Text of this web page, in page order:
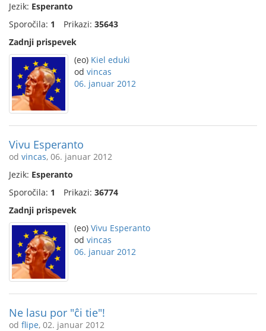
Jezik: Esperanto
Sporočila: 1 Prikazi: 35643
Zadnji prispevek
(eo) Kiel eduki
od vincas
06. januar 2012
Vivu Esperanto
od vincas, 06. januar 2012
Jezik: Esperanto
Sporočila: 1 Prikazi: 36774
Zadnji prispevek
(eo) Vivu Esperanto
od vincas
06. januar 2012
Ne lasu por "ĉi tie"!
od flipe, 02. januar 2012